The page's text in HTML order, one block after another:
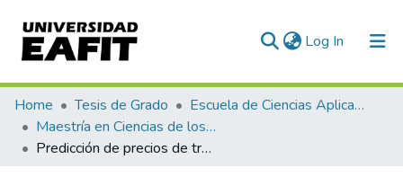
Log In (current)
Communities & Collections
All of DSpace
Home Tesis de Grado
Escuela de Ciencias Aplicadas e Ingeniería
Maestría en Ciencias de los Datos y Analítica (tesis)
Predicción de precios de tres tipos de contratos de energía con modelos de aprendizaje de máquinas, metodología CRISP-DM